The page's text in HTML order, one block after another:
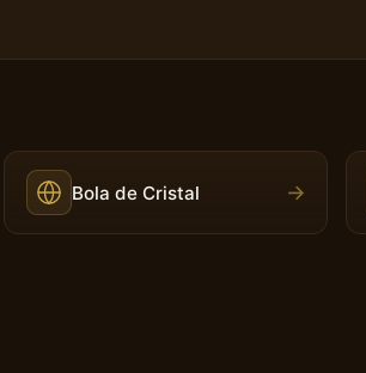
Bola de Cristal →